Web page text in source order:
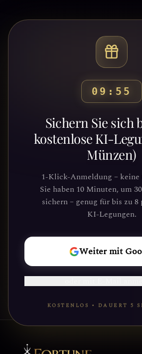
09:52
Sichern Sie sich
kostenlose KI-
Münzen)
1-Klick-Anmeldung – keine
Sie haben 10 Minuten, um
sichern – genug für bis zu 8
KI-Legungen.
Weiter mit
KOSTENLOS • DAUERT 5
Bereit, deinen
Schließe dich
Suchenden an, die
Führung durch unsere
gefunden haben. Deine
wartet.
REISE
BEGINNEN